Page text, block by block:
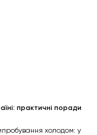
практичні поради
холодом: у